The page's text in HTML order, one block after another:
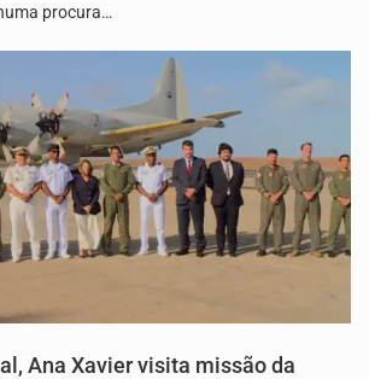
procura…
Ana Xavier visita missão da